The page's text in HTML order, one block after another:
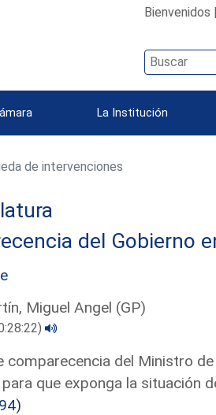
Bienvenidos |
La Institución
de intervenciones
del Gobierno
Miguel Angel (GP)
comparecencia del Ministro
que exponga la situación